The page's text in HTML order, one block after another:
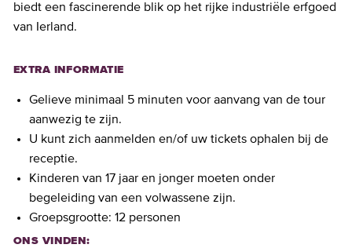
biedt een fascinerende blik op het rijke industriële erfgoed
van Ierland.
EXTRA INFORMATIE
Gelieve minimaal 5 minuten voor aanvang van de tour
aanwezig te zijn.
U kunt zich aanmelden en/of uw tickets ophalen bij de
receptie.
Kinderen van 17 jaar en jonger moeten onder
begeleiding van een volwassene zijn.
Groepsgrootte: 12 personen
ONS VINDEN: